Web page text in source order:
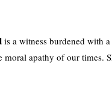
is a witness burdened with
moral apathy of our times.